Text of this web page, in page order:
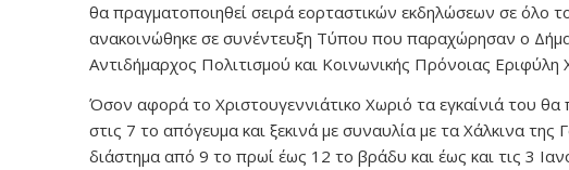
θα πραγματοποιηθεί σειρά εορταστικών εκδηλώσεων σε
ανακοινώθηκε σε συνέντευξη Τύπου που παραχώρησαν ο
Αντιδήμαρχος Πολιτισμού και Κοινωνικής Πρόνοιας Εριφύλη
Όσον αφορά το Χριστουγεννιάτικο Χωριό τα εγκαίνιά του
στις 7 το απόγευμα και ξεκινά με συναυλία με τα Χάλκινα της
διάστημα από 9 το πρωί έως 12 το βράδυ και έως και τις 3